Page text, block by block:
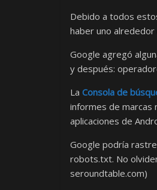
Debido a todos
haber uno alrededor
Google agregó
y después:
La Consola de
informes de marcas
aplicaciones de
Google podría
robots.txt. No
seroundtable.com)